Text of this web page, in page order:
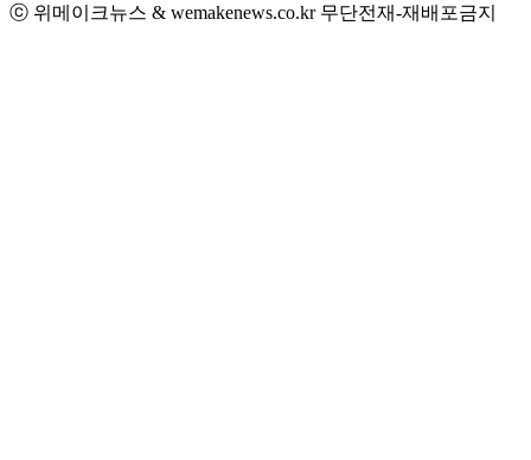
ⓒ 위메이크뉴스 & wemakenews.co.kr 무단전재-재배포금지